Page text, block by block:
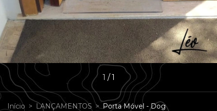
1 /1
Início > LANÇAMENTOS > Porta Móvel - Dog